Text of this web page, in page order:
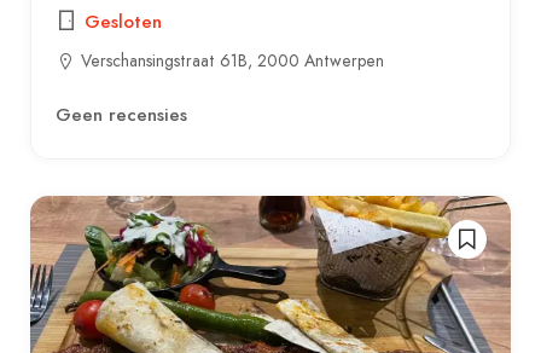
Gesloten
Verschansingstraat 61B, 2000 Antwerpen
Geen recensies